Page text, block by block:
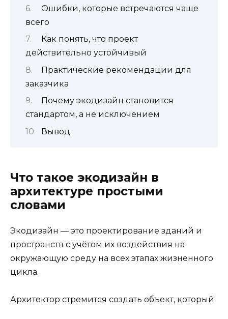
Ошибки, которые встречаются чаще
всего
Как понять, что проект
действительно устойчивый
Практические рекомендации для
заказчика
Почему экодизайн становится
стандартом, а не исключением
Вывод
Что такое экодизайн в
архитектуре простыми
словами
Экодизайн — это проектирование зданий и
пространств с учётом их воздействия на
окружающую среду на всех этапах жизненного
цикла.
Архитектор стремится создать объект, который: